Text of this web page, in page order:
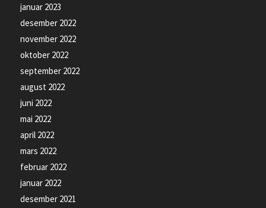
januar 2023
desember 2022
november 2022
oktober 2022
september 2022
august 2022
juni 2022
mai 2022
april 2022
mars 2022
februar 2022
januar 2022
desember 2021